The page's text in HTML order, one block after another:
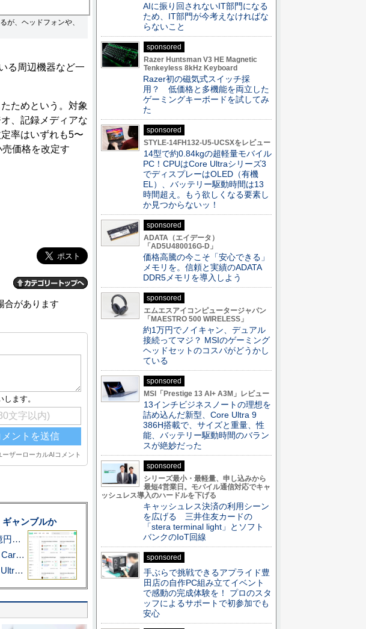
が、ヘッドフォンや、
る周辺機器など一
ためという。対象
、記録メディアな
率はいずれも5〜
価格を改定す
合があります
ャンブルか
アマゾン配送を支える物流大手、ステーブルコイン企業に10億円投資のワケ
あこがれの旗艦モバイルノートPC最新モデル=「ThinkPad X1 Carbon Gen 14 Aura Edition」実機レビュー
ハッセルブラッド搭載の頂上カメラ・スマホ「OPPO Find X9 Ultra」実写レビュー=プロが本気で徹底撮影しました!!
AIに振り回されないIT部門になる
ため、IT部門が今考えなければな
らないこと
sponsored
Razer Huntsman V3 HE Magnetic
Tenkeyless 8kHz Keyboard
Razer初の磁気式スイッチ採
用？ 低価格と多機能を両立した
ゲーミングキーボードを試してみ
た
sponsored
STYLE-14FH132-U5-UCSXをレビュー
14型で約0.84kgの超軽量モバイル
PC！CPUはCore Ultraシリーズ3
でディスプレーはOLED（有機
EL）、バッテリー駆動時間は13
時間超え。もう欲しくなる要素し
か見つからないッ！
sponsored
ADATA（エイデータ）
「AD5U480016G-D」
価格高騰の今こそ「安心できる」
メモリを。信頼と実績のADATA
DDR5メモリを導入しよう
sponsored
エムエスアイコンピュータージャパン
「MAESTRO 500 WIRELESS」
約1万円でノイキャン、デュアル
接続ってマジ？ MSIのゲーミング
ヘッドセットのコスパがどうかし
ている
sponsored
MSI「Prestige 13 AI+ A3M」レビュー
13インチビジネスノートの理想を
詰め込んだ新型、Core Ultra 9
386H搭載で、サイズと重量、性
能、バッテリー駆動時間のバラン
スが絶妙だった
sponsored
シリーズ最小・最軽量、申し込みから
最短4営業日。モバイル通信対応でキャ
ッシュレス導入のハードルを下げる
キャッシュレス決済の利用シーン
を広げる 三井住友カードの
「stera terminal light」とソフト
バンクのIoT回線
sponsored
手ぶらで挑戦できるアプライド豊
田店の自作PC組み立てイベント
で感動の完成体験を！ プロのスタ
ッフによるサポートで初参加でも
安心